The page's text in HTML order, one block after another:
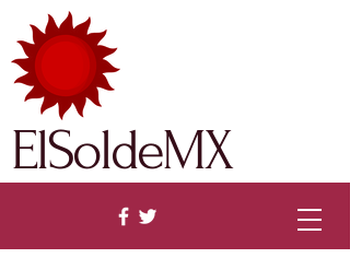
ElSoldeMX